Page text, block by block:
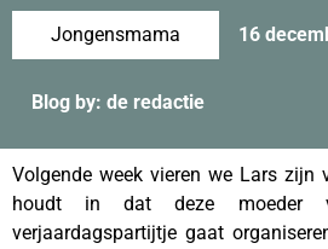
Jongensmama 16
Blog by: de redactie
Volgende week vieren we Lars zijn
houdt in dat deze moeder
verjaardagspartijtje gaat